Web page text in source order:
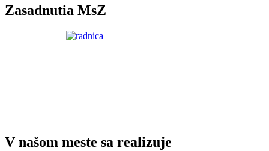
Zasadnutia MsZ
V našom meste sa realizuje